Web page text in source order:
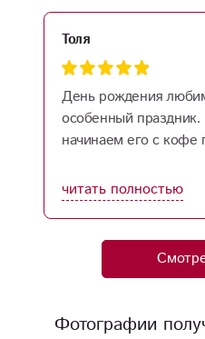
Толя
День рождения
особенный праздник.
начинаем его с кофе
тут – звонок в дверь!
букетом цветов.
людям радость.
читать полностью
Фотографии